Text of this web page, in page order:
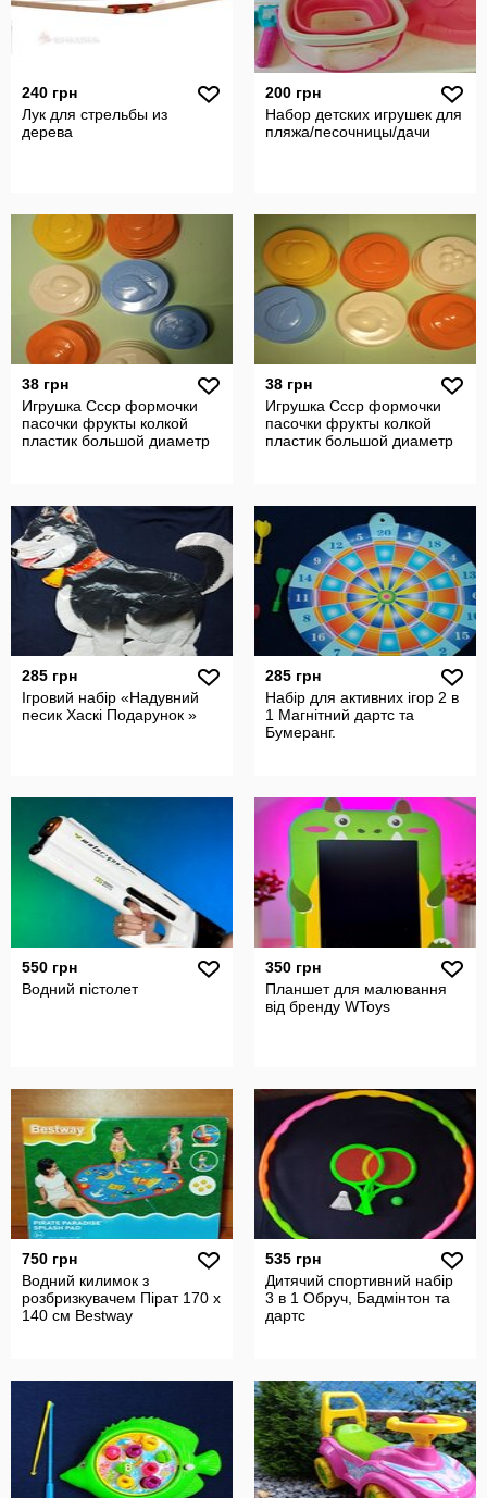
240 грн
Лук для стрельбы из
дерева
200 грн
Набор детских игрушек для
пляжа/песочницы/дачи
38 грн
Игрушка Ссср формочки
пасочки фрукты колкой
пластик большой диаметр
38 грн
Игрушка Ссср формочки
пасочки фрукты колкой
пластик большой диаметр
285 грн
Ігровий набір «Надувний
песик Хаскi Подарунок »
285 грн
Набір для активних ігор 2 в
1 Магнітний дартс та
Бумеранг.
550 грн
Водний пістолет
350 грн
Планшет для малювання
від бренду WToys
750 грн
Водний килимок з
розбризкувачем Пірат 170 x
140 см Bestway
535 грн
Дитячий спортивний набір
3 в 1 Обруч, Бадмінтон та
дартс